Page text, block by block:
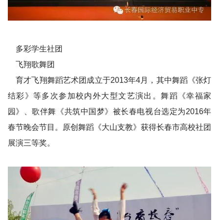
多彩学生社团
飞翔歌舞团
育才飞翔舞蹈艺术团成立于2013年4月，其中舞蹈《张灯
结彩》等多次参加校内外大型文艺演出。舞蹈《幸福家
园》、歌伴舞《共筑中国梦》被长春电视台选定为2016年
春节晚会节目。原创舞蹈《大山支教》获得长春市高校社团
展演三等奖。